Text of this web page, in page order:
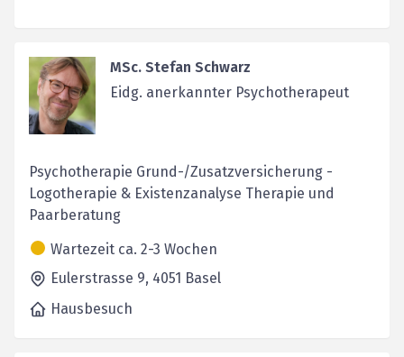
MSc. Stefan Schwarz
Eidg. anerkannter Psychotherapeut
Psychotherapie Grund-/Zusatzversicherung -
Logotherapie & Existenzanalyse Therapie und
Paarberatung
Wartezeit ca. 2-3 Wochen
Eulerstrasse 9, 4051 Basel
Hausbesuch